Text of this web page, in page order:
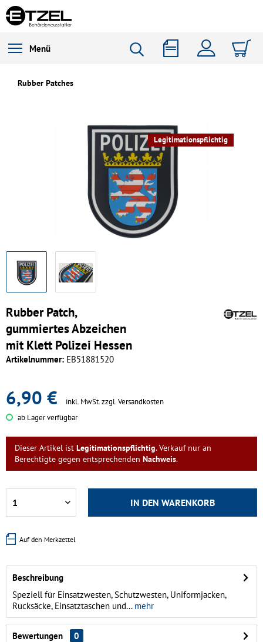
Menü
Rubber Patches
Legitimationspflichtig
Rubber Patch,
gummiertes Abzeichen
mit Klett Polizei Hessen
Artikelnummer: EB51881520
6,90 € inkl. MwSt.zzgl. Versandkosten
ab Lager verfügbar
Dieser Artikel ist Legitimationspflichtig. Verkauf nur an
Berechtigte gegen entsprechenden Nachweis.
IN DEN WARENKORB
Auf den Merkzettel
Beschreibung
Speziell für Einsatzwesten, Schutzwesten, Uniformjacken,
Rucksäcke, Einsatztaschen und...mehr
Bewertungen
0